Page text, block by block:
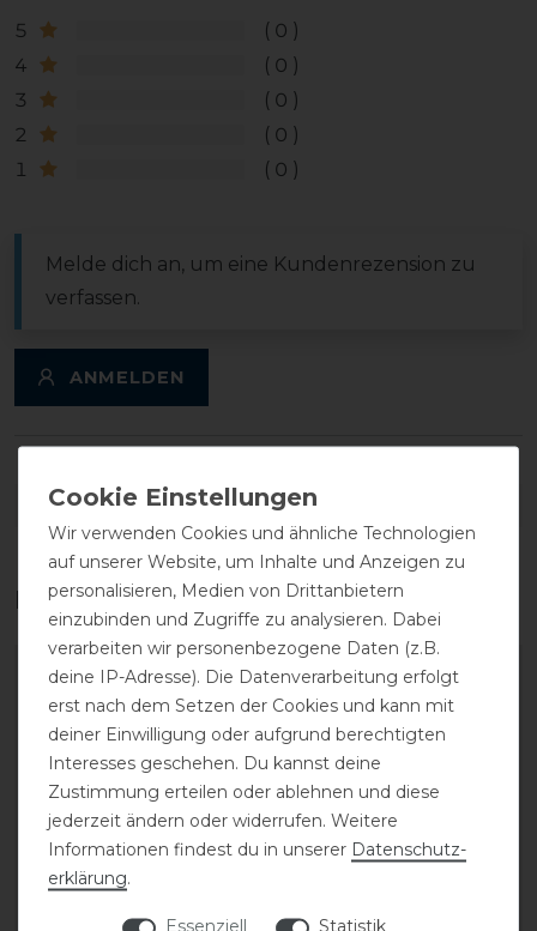
5
0
4
0
3
0
2
0
1
0
Melde dich an, um eine Kundenrezension zu
verfassen.
ANMELDEN
DETAILS ZUR PRODUKTSICHERHEIT
Das perfekte Zubehör für dich
KASK Riders 22L
Grooming Deluxe
Wir verwenden Cookies und ähnliche Technologien
auf unserer Website, um Inhalte und Anzeigen zu
personalisieren, Medien von Drittanbietern
einzubinden und Zugriffe zu analysieren. Dabei
verarbeiten wir personenbezogene Daten (z.B.
deine IP-Adresse). Die Datenverarbeitung erfolgt
erst nach dem Setzen der Cookies und kann mit
deiner Einwilligung oder aufgrund berechtigten
Interesses geschehen. Du kannst deine
Zustimmung erteilen oder ablehnen und diese
jederzeit ändern oder widerrufen. Weitere
Informationen findest du in unserer Daten­schutz­
erklärung.
Essenziell
Statistik